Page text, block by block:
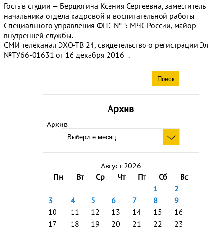
Архив
Архив
Август 2026
Пн
Вт Ср Чт Пт Сб
Вс
1
2
3
4 5 6 7 8
9
10
11 12 13 14 15
16
17
18 19 20 21 22
23
Гость в студии — Бердюгина Ксения Сергеевна, заместитель
начальника отдела кадровой и воспитательной работы
Специального управления ФПС № 5 МЧС России, майор
внутренней службы.
СМИ телеканал ЭХО-ТВ 24, свидетельство о регистрации Эл
№ТУ66-01631 от 16 декабря 2016 г.